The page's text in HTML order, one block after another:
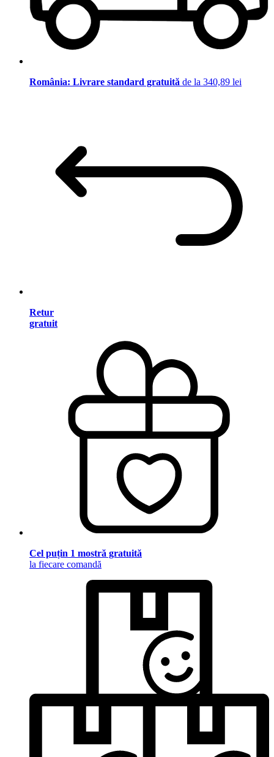
România: Livrare standard gratuită de la 340,89 lei
Retur
gratuit
Cel puțin 1 mostră gratuită
la fiecare comandă